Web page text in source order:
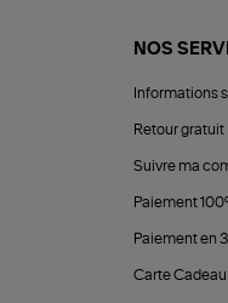
NOS
Informations
Retour gratuit
Suivre ma
Paiement
Paiement en
Carte Cadeau